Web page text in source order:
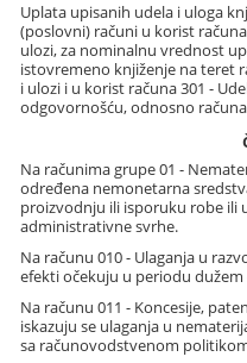
Uplata upisanih udela i uloga
(poslovni) računi u korist
ulozi, za nominalnu vrednost
istovremeno knjiženje na teret
i ulozi i u korist računa 301 -
odgovornošću, odnosno računa
Na računima grupe 01 -
određena nemonetarna
proizvodnju ili isporuku robe ili
administrativne svrhe.
Na računu 010 - Ulaganja u
efekti očekuju u periodu
Na računu 011 - Koncesije,
iskazuju se ulaganja u
sa računovodstvenom